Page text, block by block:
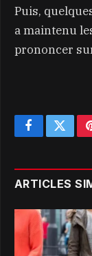
Puis,
a maintenu
prononcer
Facebook
ARTICLES